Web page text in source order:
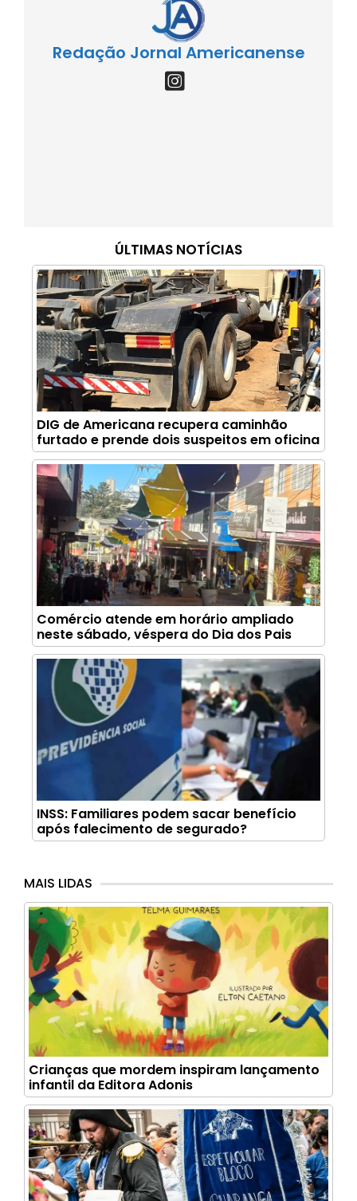
Redação Jornal Americanense
ÚLTIMAS NOTÍCIAS
DIG de Americana recupera caminhão
furtado e prende dois suspeitos em oficina
Comércio atende em horário ampliado
neste sábado, véspera do Dia dos Pais
INSS: Familiares podem sacar benefício
após falecimento de segurado?
MAIS LIDAS
Crianças que mordem inspiram lançamento
infantil da Editora Adonis